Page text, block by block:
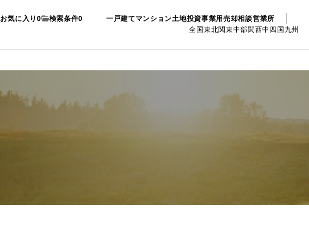
一戸建てマンション土地投資事業用売却相談営業所
全国東北関東中部関西中四国九州
お気に入り 0 検索条件0